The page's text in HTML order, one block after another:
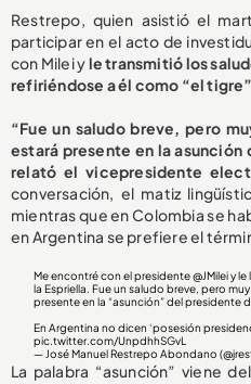
Restrepo, quien asistió el
participar en el acto de
con Milei yle transmitió los
refiriéndose a él como “el
“Fue un saludo breve, pero
estará presente en la
relató el vicepresidente
conversación, el matiz
mientras que en Colombia se
en Argentina se prefiere el
Me encontré con el presidente@JMileiy le
la Espriella. Fue un saludo breve, pero
presente en la “asunción” del presidente
En Argentina no dicen ‘posesión
pic.twitter.com/UnpdhhSGvL
— José Manuel Restrepo Abondano
La palabra “asunción” viene